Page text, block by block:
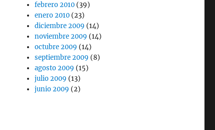
febrero 2010 (39)
enero 2010 (23)
diciembre 2009 (14)
noviembre 2009 (14)
octubre 2009 (14)
septiembre 2009 (8)
agosto 2009 (15)
julio 2009 (13)
junio 2009 (2)